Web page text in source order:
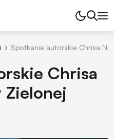
Spotkanie autorskie Chrisa
Chrisa
Zielonej